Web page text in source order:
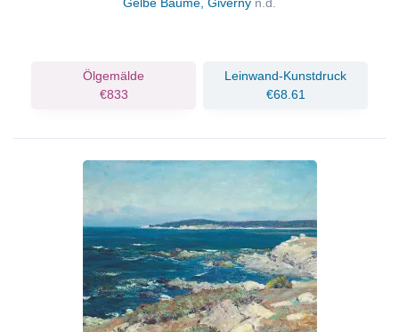
Ölgemälde
€833
Leinwand-Kunstdruck
€68.61